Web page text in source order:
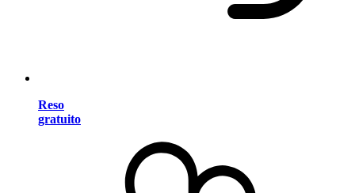
Reso
gratuito